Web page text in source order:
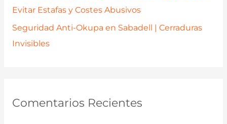
Evitar Estafas y Costes Abusivos
Seguridad Anti-Okupa en Sabadell | Cerraduras
Invisibles
Comentarios Recientes